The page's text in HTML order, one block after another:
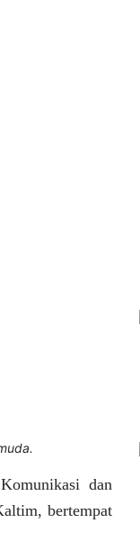
dan
bertempat